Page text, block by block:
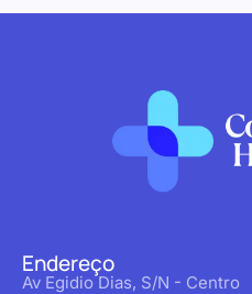
Endereço
Av Egidio Dias, S/N - Centro